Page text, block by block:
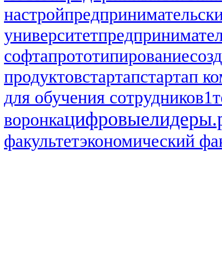
настрой
университет
софтапрототипирование
продуктовстартапстартап
для обучения сотрудников1
воронка
факультетэкономический